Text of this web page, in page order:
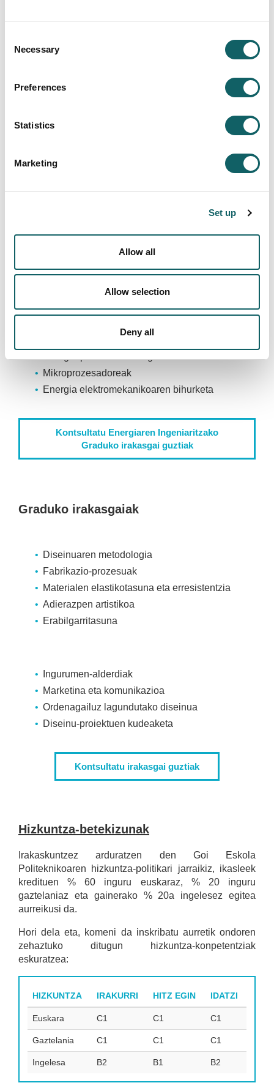
Selection
Necessary
Preferences
Statistics
Marketing
Set up
Allow all
Allow selection
Deny all
40 plaza (campus guztiak barnean hartuta)
Energia biltegiratzeko teknologiak
Sorkuntza termofluidikoko zikloak
Energia elektromekanikoaren bihurketa
Osagaietako energia-efizientzia
Sorkuntza banatua eta energia berriztagarriak
Mikroprozesadoreak
Energia elektromekanikoaren bihurketa
Kontsultatu Energiaren Ingeniaritzako
Graduko irakasgai guztiak
Graduko irakasgaiak
Diseinuaren metodologia
Fabrikazio-prozesuak
Materialen elastikotasuna eta erresistentzia
Adierazpen artistikoa
Erabilgarritasuna
Ingurumen-alderdiak
Marketina eta komunikazioa
Ordenagailuz lagundutako diseinua
Diseinu-proiektuen kudeaketa
Kontsultatu irakasgai guztiak
Hizkuntza-betekizunak
Irakaskuntzez arduratzen den Goi Eskola
Politeknikoaren hizkuntza-politikari jarraikiz, ikasleek
kredituen % 60 inguru euskaraz, % 20 inguru
gaztelaniaz eta gainerako % 20a ingelesez egitea
aurreikusi da.
Hori dela eta, komeni da inskribatu aurretik ondoren
zehaztuko ditugun hizkuntza-konpetentziak
eskuratzea:
HIZKUNTZA IRAKURRI HITZ EGIN IDATZI
Euskara C1 C1 C1
Gaztelania C1 C1 C1
Ingelesa B2 B1 B2